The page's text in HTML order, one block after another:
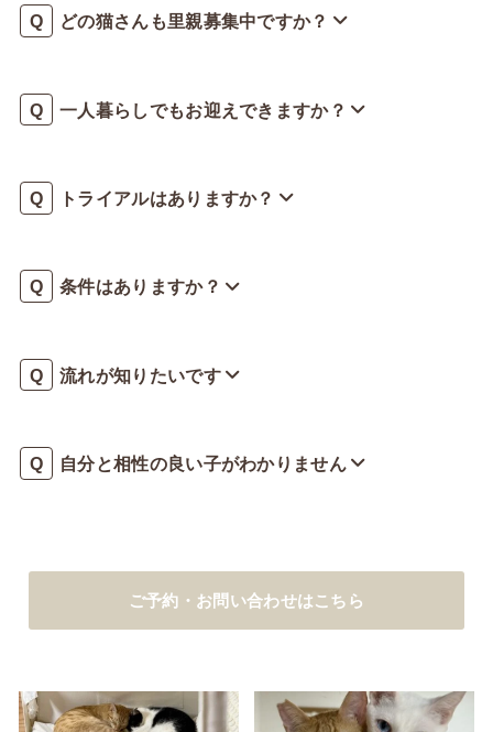
どの猫さんも里親募集中ですか？
一人暮らしでもお迎えできますか？
トライアルはありますか？
条件はありますか？
流れが知りたいです
自分と相性の良い子がわかりません
ご予約・お問い合わせはこちら